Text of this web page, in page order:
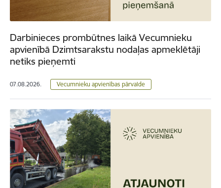
Darbinieces prombūtnes laikā Vecumnieku
apvienībā Dzimtsarakstu nodaļas apmeklētāji
netiks pieņemti
07.08.2026. Vecumnieku apvienības pārvalde